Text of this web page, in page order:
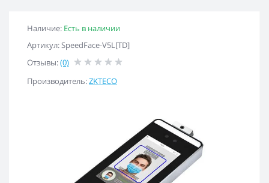
Наличие: Есть в наличии
Артикул: SpeedFace-V5L[TD]
Отзывы:(0)
Производитель:ZKTECO